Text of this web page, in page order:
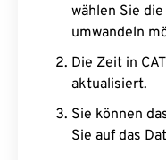
wählen Sie
umwandeln
Die Zeit in
aktualisiert.
Sie können
Sie auf das